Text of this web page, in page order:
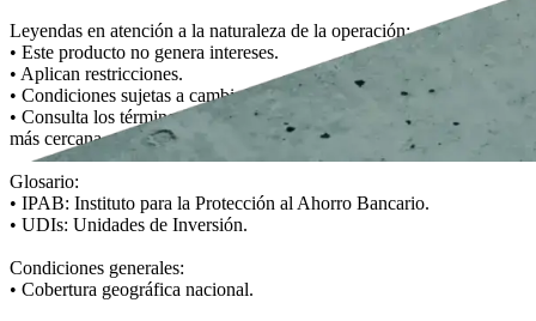
Leyendas en atención a la naturaleza de la operación:
• Este producto no genera intereses.
• Aplican restricciones.
• Condiciones sujetas a cambios sin previo aviso.
• Consulta los términos, condiciones y comisiones en tu sucursal
más cercana o en
https://www.bankaool.com
Glosario:
• IPAB: Instituto para la Protección al Ahorro Bancario.
• UDIs: Unidades de Inversión.
Condiciones generales:
• Cobertura geográfica nacional.